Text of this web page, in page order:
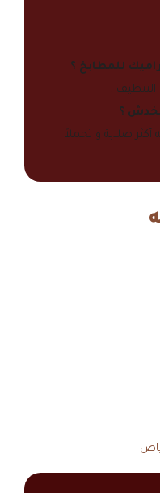
للمطابخ ؟
التنظيف .
؟
صلابة و تحملاً